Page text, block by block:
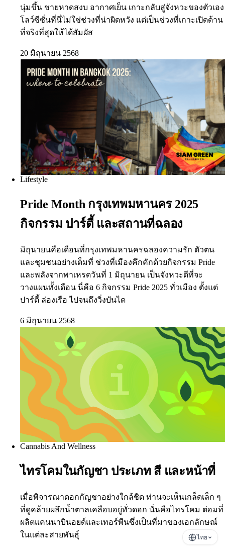
ไทย
นุ่มขึ้น ชายหาดสงบ อากาศเย็น เกาะกลับสู่จังหวะของตัวเอง
โลว์ซีซั่นที่นี่ไม่ใช่ช่วงที่น่าผิดหวัง แต่เป็นช่วงที่เกาะเปิดด้าน
ที่จริงที่สุดให้ได้สัมผัส
20 มิถุนายน 2568
Lifestyle
Pride Month กรุงเทพมหานคร 2025
กิจกรรม ปาร์ตี้ และสถานที่ฉลอง
มิถุนายนคือเดือนที่กรุงเทพมหานครฉลองความรัก ตัวตน
และชุมชนอย่างเต็มที่ ช่วงที่เมืองคึกคักด้วยกิจกรรม Pride
และพลังจากพาเหรดวันที่ 1 มิถุนายน เป็นจังหวะดีที่จะ
วางแผนทั้งเดือน นี่คือ 6 กิจกรรม Pride 2025 ทั่วเมือง ตั้งแต่
ปาร์ตี้ ล่องเรือ ไปจนถึงวิ่งบันได
6 มิถุนายน 2568
Cannabis And Wellness
ไทรโคมในกัญชา ประเภท สี และหน้าที่
เมื่อพิจารณาดอกกัญชาอย่างใกล้ชิด ท่านจะเห็นเกล็ดเล็ก ๆ
ที่ดูคล้ายผลึกน้ำตาลเคลือบอยู่ทั่วดอก นั่นคือไทรโคม ต่อมที่
ผลิตแคนนาบินอยด์และเทอร์พีนซึ่งเป็นที่มาของเอกลักษณ์
ในแต่ละสายพันธุ์